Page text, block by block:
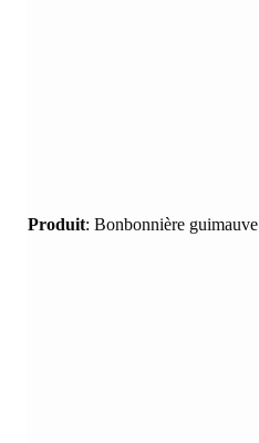
Produit: Bonbonnière guimauve